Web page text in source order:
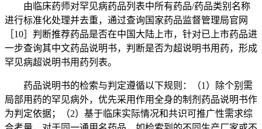
由临床药师对罕见病药品列表中所有药品/药品类别名称
进行标准化处理并去重，通过查询国家药品监督管理局官网
［10］判断推荐药品是否在中国大陆上市，针对已上市药品进
一步查询其中文药品说明书，判断是否为超说明书用药，形成
罕见病超说明书用药列表。
药品说明书的检索与判定遵循以下规则：（1）除个别需
局部用药的罕见病外，优先采用作用全身的制剂药品说明书作
为判定依据；（2）基于临床实际情况和共识可推广性需求综